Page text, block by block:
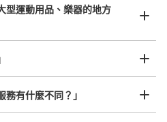
式儲物櫃的位置
快度過一整天！
的行李都OK
要是1個人能搬運的行李尺寸就OK
型運動用品、樂器的地方
務有什麼不同？」